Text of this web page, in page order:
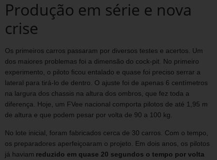
Produção em série e nova
crise
Os primeiros carros passaram por diversos testes e acertos. Um
dos maiores problemas foi a dimensão do cock-pit. No primeiro
experimento, o piloto ficou entalado e quase foi preciso serrar a
lateral para tirá-lo de dentro. O ajuste foi de apenas 6 centímetros
na largura dos chassis na altura dos ombros, que fez toda a
diferença. Hoje, um FVee nacional comporta pilotos de até 1,95 m
de altura e que podem pesar por volta de 90 a 100 kg.
No lote inicial, foram fabricados cerca de 30 carros. Com o tempo,
os preparadores aperfeiçoaram o projeto. Em dois anos, os pilotos
já haviam reduzido em quase 20 segundos o tempo por volta